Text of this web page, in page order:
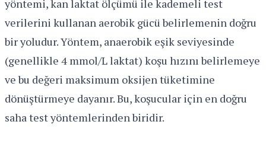
yöntemi, kan laktat ölçümü ile kademeli test
verilerini kullanan aerobik gücü belirlemenin doğru
bir yoludur. Yöntem, anaerobik eşik seviyesinde
(genellikle 4 mmol/L laktat) koşu hızını belirlemeye
ve bu değeri maksimum oksijen tüketimine
dönüştürmeye dayanır. Bu, koşucular için en doğru
saha test yöntemlerinden biridir.